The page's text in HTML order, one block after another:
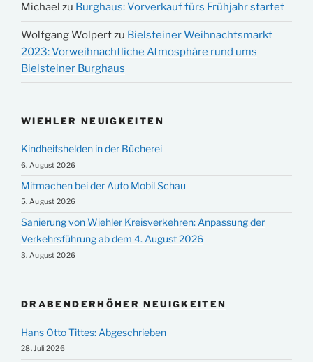
Michael zu Burghaus: Vorverkauf fürs Frühjahr startet
Wolfgang Wolpertzu Bielsteiner Weihnachtsmarkt
2023: Vorweihnachtliche Atmosphäre rund ums
Bielsteiner Burghaus
WIEHLER NEUIGKEITEN
Kindheitshelden in der Bücherei
6. August 2026
Mitmachen bei der Auto Mobil Schau
5. August 2026
Sanierung von Wiehler Kreisverkehren: Anpassung der
Verkehrsführung ab dem 4. August 2026
3. August 2026
DRABENDERHÖHER NEUIGKEITEN
Hans Otto Tittes: Abgeschrieben
28. Juli 2026